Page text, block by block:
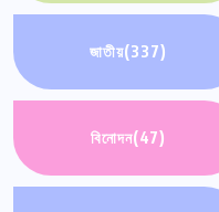
জাতীয়(337)
বিনোদন(47)